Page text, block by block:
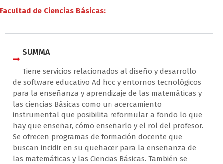
Facultad de Ciencias Básicas:
SUMMA
Tiene servicios relacionados al diseño y desarrollo
de software educativo Ad hoc y entornos tecnológicos
para la enseñanza y aprendizaje de las matemáticas y
las ciencias Básicas como un acercamiento
instrumental que posibilita reformular a fondo lo que
hay que enseñar, cómo enseñarlo y el rol del profesor.
Se ofrecen programas de formación docente que
buscan incidir en su quehacer para la enseñanza de
las matemáticas y las Ciencias Básicas. También se